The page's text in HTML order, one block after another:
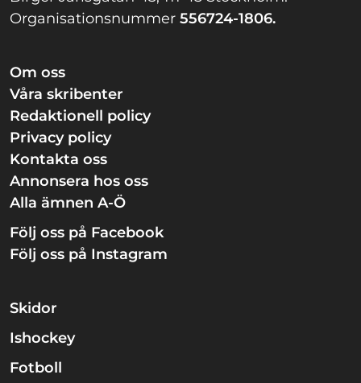
Organisationsnummer 556724-1806.
Om oss
Våra skribenter
Redaktionell policy
Privacy policy
Kontakta oss
Annonsera hos oss
Alla ämnen A-Ö
Följ oss på Facebook
Följ oss på Instagram
Skidor
Ishockey
Fotboll